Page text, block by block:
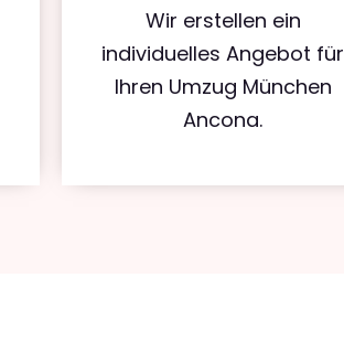
Wir erstellen ein
individuelles Angebot für
Ihren Umzug München
Ancona.